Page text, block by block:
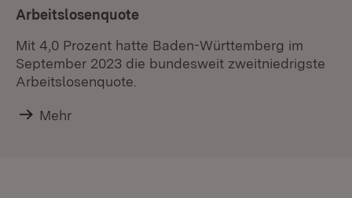
Arbeitslosenquote
Mit 4,0 Prozent hatte Baden-Württemberg im
September 2023 die bundesweit zweitniedrigste
Arbeitslosenquote.
Mehr